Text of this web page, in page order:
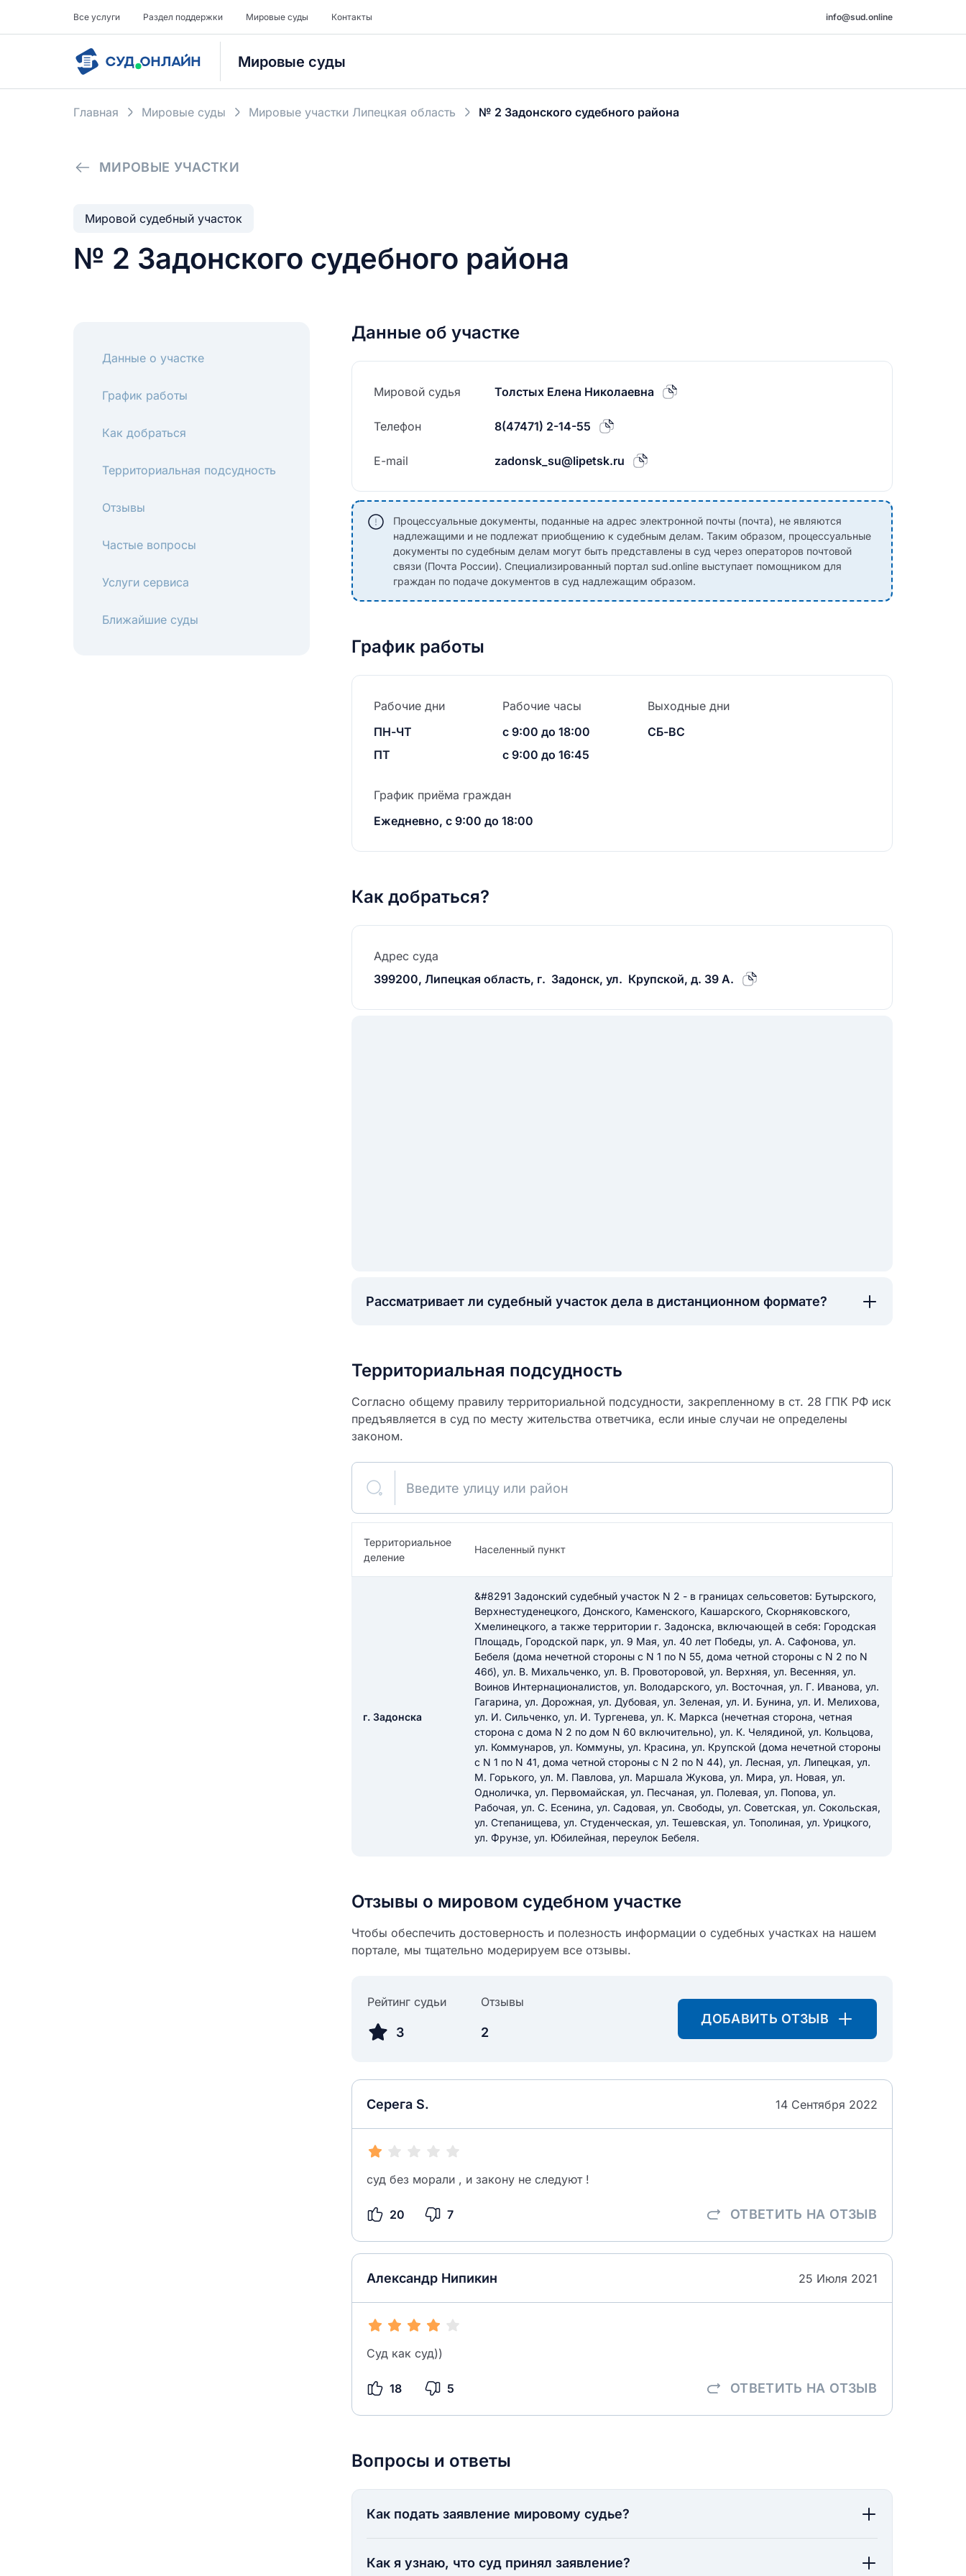
Все услуги Раздел поддержки Мировые суды Контакты info@sud.online
Мировые суды
Главная Мировые суды Мировые участки Липецкая область № 2 Задонского судебного района
МИРОВЫЕ УЧАСТКИ
Мировой судебный участок
№ 2 Задонского судебного района
Данные о участке
График работы
Как добраться
Территориальная подсудность
Отзывы
Частые вопросы
Услуги сервиса
Ближайшие суды
Данные об участке
Мировой судья Толстых Елена Николаевна
Телефон 8(47471) 2-14-55
E-mail zadonsk_su@lipetsk.ru
Процессуальные документы, поданные на адрес электронной почты (почта), не являются
надлежащими и не подлежат приобщению к судебным делам. Таким образом, процессуальные
документы по судебным делам могут быть представлены в суд через операторов почтовой
связи (Почта России). Специализированный портал sud.online выступает помощником для
граждан по подаче документов в суд надлежащим образом.
График работы
Рабочие дни
ПН-ЧТ
ПТ
Рабочие часы
с 9:00 до 18:00
с 9:00 до 16:45
Выходные дни
СБ-ВС
График приёма граждан
Ежедневно, с 9:00 до 18:00
Как добраться?
Адрес суда
399200, Липецкая область, г. Задонск, ул. Крупской, д. 39 А.
Рассматривает ли судебный участок дела в дистанционном формате?
Территориальная подсудность
Согласно общему правилу территориальной подсудности, закрепленному в ст. 28 ГПК РФ иск
предъявляется в суд по месту жительства ответчика, если иные случаи не определены
законом.
Введите улицу или район
Территориальное
деление
Населенный пункт
г. Задонска
&#8291 Задонский судебный участок N 2 - в границах сельсоветов: Бутырского,
Верхнестуденецкого, Донского, Каменского, Кашарского, Скорняковского,
Хмелинецкого, а также территории г. Задонска, включающей в себя: Городская
Площадь, Городской парк, ул. 9 Мая, ул. 40 лет Победы, ул. А. Сафонова, ул.
Бебеля (дома нечетной стороны с N 1 по N 55, дома четной стороны с N 2 по N
46б), ул. В. Михальченко, ул. В. Провоторовой, ул. Верхняя, ул. Весенняя, ул.
Воинов Интернационалистов, ул. Володарского, ул. Восточная, ул. Г. Иванова, ул.
Гагарина, ул. Дорожная, ул. Дубовая, ул. Зеленая, ул. И. Бунина, ул. И. Мелихова,
ул. И. Сильченко, ул. И. Тургенева, ул. К. Маркса (нечетная сторона, четная
сторона с дома N 2 по дом N 60 включительно), ул. К. Челядиной, ул. Кольцова,
ул. Коммунаров, ул. Коммуны, ул. Красина, ул. Крупской (дома нечетной стороны
с N 1 по N 41, дома четной стороны с N 2 по N 44), ул. Лесная, ул. Липецкая, ул.
М. Горького, ул. М. Павлова, ул. Маршала Жукова, ул. Мира, ул. Новая, ул.
Одноличка, ул. Первомайская, ул. Песчаная, ул. Полевая, ул. Попова, ул.
Рабочая, ул. С. Есенина, ул. Садовая, ул. Свободы, ул. Советская, ул. Сокольская,
ул. Степанищева, ул. Студенческая, ул. Тешевская, ул. Тополиная, ул. Урицкого,
ул. Фрунзе, ул. Юбилейная, переулок Бебеля.
Отзывы о мировом судебном участке
Чтобы обеспечить достоверность и полезность информации о судебных участках на нашем
портале, мы тщательно модерируем все отзывы.
Рейтинг судьи
3
Отзывы
2
ДОБАВИТЬ ОТЗЫВ
Серега S. 14 Сентября 2022
суд без морали , и закону не следуют !
20 7 ОТВЕТИТЬ НА ОТЗЫВ
Александр Нипикин 25 Июля 2021
Суд как суд))
18 5 ОТВЕТИТЬ НА ОТЗЫВ
Как вы оцените судебный
участок?
разрешить публикацию отзыва
ОСТАВИТЬ ОТЗЫВ
Введите свое имя
Введите свой номер телефона
разрешить публикацию отзыва
Вопросы и ответы
Как подать заявление мировому судье?
Как я узнаю, что суд принял заявление?
Название населенного пункта
СОХРАНИТЬ